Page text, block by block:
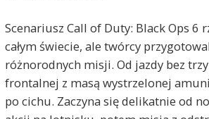
Scenariusz Call of Duty: Black Ops 6
całym świecie, ale twórcy
różnorodnych misji. Od jazdy bez
frontalnej z masą wystrzelonej
po cichu. Zaczyna się delikatnie od